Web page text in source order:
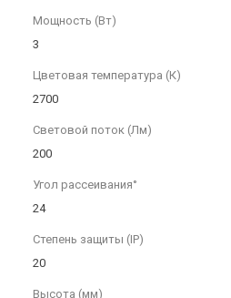
Мощность (Вт)
3
Цветовая температура (К)
2700
Световой поток (Лм)
200
Угол рассеивания°
24
Степень защиты (IP)
20
Высота (мм)